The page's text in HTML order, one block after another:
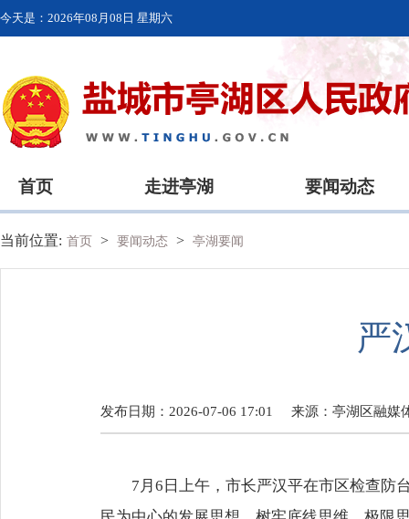
今天是： 2026年08月08日 星期六
首页 走进亭湖 要闻动态
当前位置: 首页 > 要闻动态 > 亭湖要闻
严
发布日期：2026-07-06 17:01 来源： 亭湖区融媒
7月6日上午，市长严汉平在市区检查防